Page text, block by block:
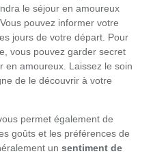
le séjour en amoureux
pouvez informer votre
jours de votre départ. Pour
vous pouvez garder secret
en amoureux. Laissez le soin
de le découvrir à votre
permet également de
goûts et les préférences de
un sentiment de